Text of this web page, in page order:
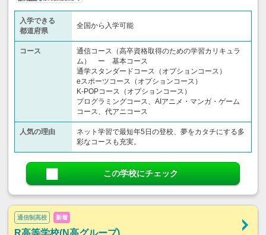
入学できる
都道府県
全国から入学可能
コース
通信コース（高卒資格取得のための学習カリキュラ
ム） ー 基本コース
通学スタンダードコース（オプションコース）
eスポーツコース（オプションコース）
K-POPコース（オプションコース）
プログラミングコース、AIアニメ・マンガ・ゲーム
コース、代アニコース
人気の理由
ネット学習で最短年5日の登校、夢をカタチにする多
彩なコースも充実。
この学校にチェック
通信制高校 新着
R高等学校(N高グループ)